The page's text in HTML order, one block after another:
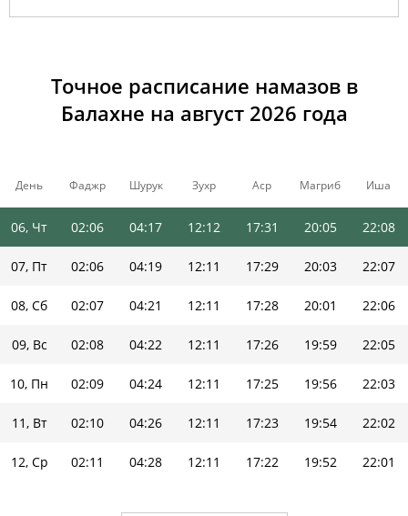
Точное расписание намазов в
Балахне на август 2026 года
День Фаджр Шурук Зухр Аср Магриб Иша
02:03 04:11 12:12 17:35 20:12
05, Ср 02:05 04:15 12:12 17:32 20:08 22:09
06, Чт 02:06 04:17 12:12 17:31 20:05 22:08
07, Пт 02:06 04:19 12:11 17:29 20:03 22:07
08, Сб 02:07 04:21 12:11 17:28 20:01 22:06
09, Вс 02:08 04:22 12:11 17:26 19:59 22:05
10, Пн 02:09 04:24 12:11 17:25 19:56 22:03
11, Вт 02:10 04:26 12:11 17:23 19:54 22:02
12, Ср 02:11 04:28 12:11 17:22 19:52 22:01